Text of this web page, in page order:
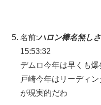
名前:ハロン棒名無し
15:53:32
デムロ今年は早くも爆
戸崎今年はリーディ
が現実的だわ